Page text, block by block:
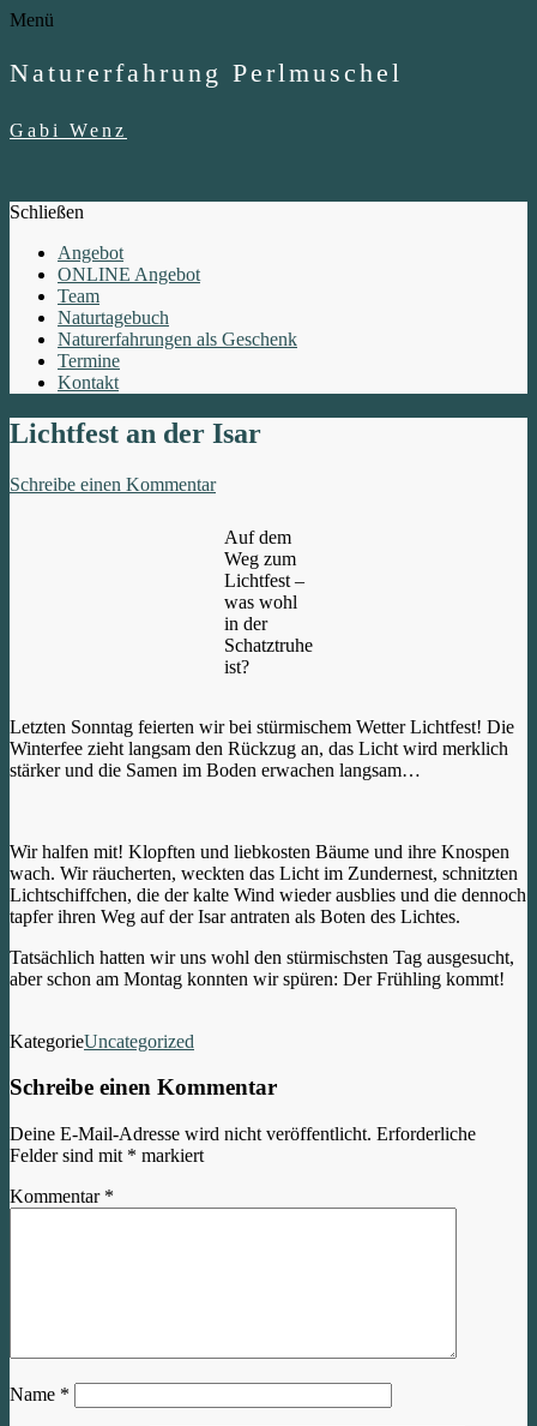
Menü
Naturerfahrung Perlmuschel
Gabi Wenz
Schließen
Angebot
ONLINE Angebot
Team
Naturtagebuch
Naturerfahrungen als Geschenk
Termine
Kontakt
Lichtfest an der Isar
Schreibe einen Kommentar
Auf dem
Weg zum
Lichtfest –
was wohl
in der
Schatztruhe
ist?
Letzten Sonntag feierten wir bei stürmischem Wetter Lichtfest! Die
Winterfee zieht langsam den Rückzug an, das Licht wird merklich
stärker und die Samen im Boden erwachen langsam…
Wir halfen mit! Klopften und liebkosten Bäume und ihre Knospen
wach. Wir räucherten, weckten das Licht im Zundernest, schnitzten
Lichtschiffchen, die der kalte Wind wieder ausblies und die dennoch
tapfer ihren Weg auf der Isar antraten als Boten des Lichtes.
Tatsächlich hatten wir uns wohl den stürmischsten Tag ausgesucht,
aber schon am Montag konnten wir spüren: Der Frühling kommt!
KategorieUncategorized
Schreibe einen Kommentar
Deine E-Mail-Adresse wird nicht veröffentlicht. Erforderliche
Felder sind mit * markiert
Kommentar *
Name *